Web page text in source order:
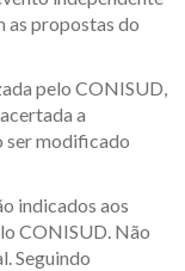
as propostas do
pelo CONISUD,
a
ser modificado
indicados aos
CONISUD. Não
Seguindo